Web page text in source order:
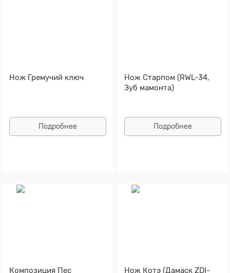
Нож Гремучий ключ
Подробнее
Нож Старпом (RWL-34,
Зуб мамонта)
Подробнее
Композиция Пес Нож Котэ (Дамаск ZDI-